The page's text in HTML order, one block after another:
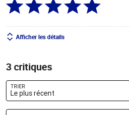
Afficher les détails
3 critiques
TRIER
Le plus récent
Chercher des évaluations